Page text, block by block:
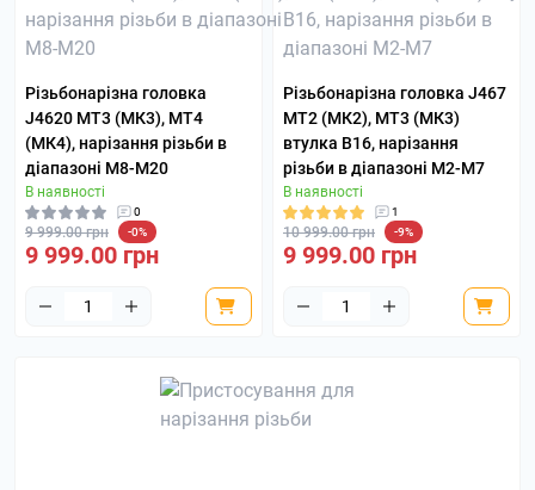
Різьбонарізна головка
J4620 MT3 (МК3), MT4
(МК4), нарізання різьби в
діапазоні М8-М20
В наявності
0
9 999.00 грн -0%
9 999.00 грн
Різьбонарізна головка J467
MT2 (МК2), MT3 (МК3)
втулка B16, нарізання
різьби в діапазоні М2-М7
В наявності
1
10 999.00 грн -9%
9 999.00 грн